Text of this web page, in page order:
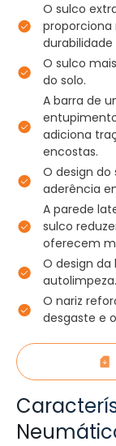
O sulco
durabilidade
O sulco
do solo.
A barra de
adiciona
encostas.
O design
aderência
A parede
sulco
oferecem
O design
autolimpeza.
O nariz
desgaste e